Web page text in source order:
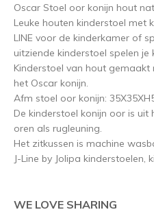
Oscar Stoel oor konijn hout
Leuke houten kinderstoel met
LINE voor de kinderkamer of
uitziende kinderstoel spelen je
Kinderstoel van hout gemaakt
het Oscar konijn.
Afm stoel oor konijn:
De kinderstoel konijn oor is
oren als rugleuning.
Het zitkussen is machine
J-Line by Jolipa kinderstoelen,
WE LOVE SHARING